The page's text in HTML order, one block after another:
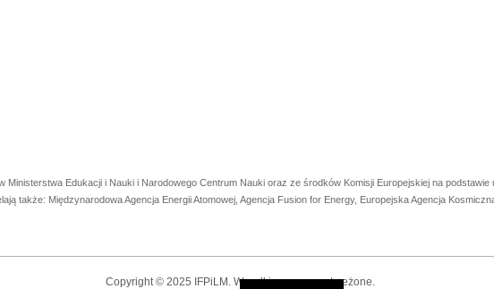
Edukacji i Nauki i Narodowego Centrum Nauki oraz ze środków Komisji Europejskiej na podstawie
także: Międzynarodowa Agencja Energii Atomowej, Agencja Fusion for Energy, Europejska Agencja
Copyright © 2025 IFPiLM. Wszelkie prawa zastrzeżone.